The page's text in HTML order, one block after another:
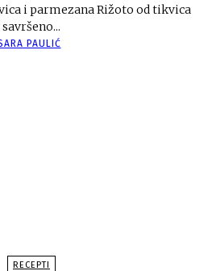
i parmezana Rižoto od tikvica
savršeno...
PAULIĆ
RECEPTI